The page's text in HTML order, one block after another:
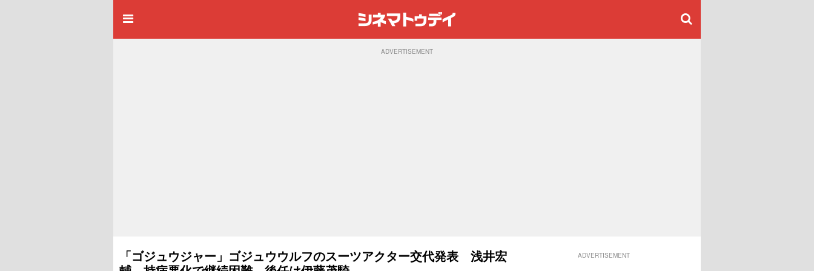
ADVERTISEMENT
「ゴジュウジャー」ゴジュウウルフのスーツアクター交代発表 浅井宏
ADVERTISEMENT